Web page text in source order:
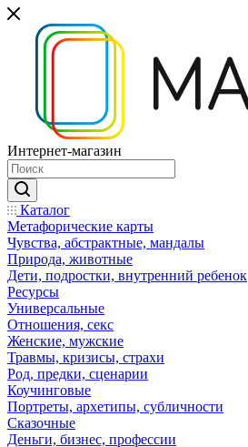
Интернет-магазин
Каталог
Mетафорические карты
Чувства, абстрактные, мандалы
Природа, животные
Дети, подростки, внутренний ребенок
Ресурсы
Универсальные
Отношения, секс
Женские, мужские
Травмы, кризисы, страхи
Род, предки, сценарии
Коучинговые
Портреты, архетипы, субличности
Сказочные
Деньги, бизнес, профессии